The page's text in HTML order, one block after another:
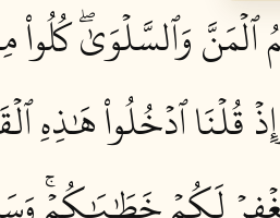
ٱلۡمَنَّ وَٱلسَّلۡوَىٰۖ
قُلۡنَا ٱدۡخُلُواْ هَٰذِهِ